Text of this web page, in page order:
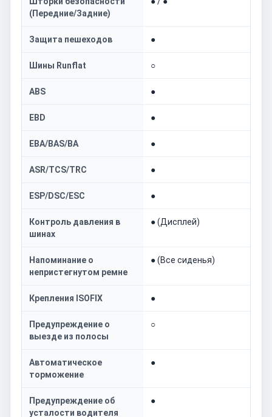
(Передние/Задние)
Защита пешеходов ●
Шины Runflat ○
ABS ●
EBD ●
EBA/BAS/BA ●
ASR/TCS/TRC ●
ESP/DSC/ESC ●
Контроль давления в
шинах
● (Дисплей)
Напоминание о
непристегнутом ремне
● (Все сиденья)
Крепления ISOFIX ●
Предупреждение о
выезде из полосы
○
Автоматическое
торможение
●
Предупреждение об
усталости водителя
●